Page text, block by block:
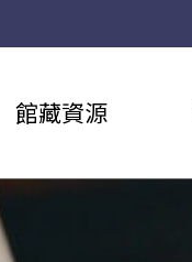
館藏資源